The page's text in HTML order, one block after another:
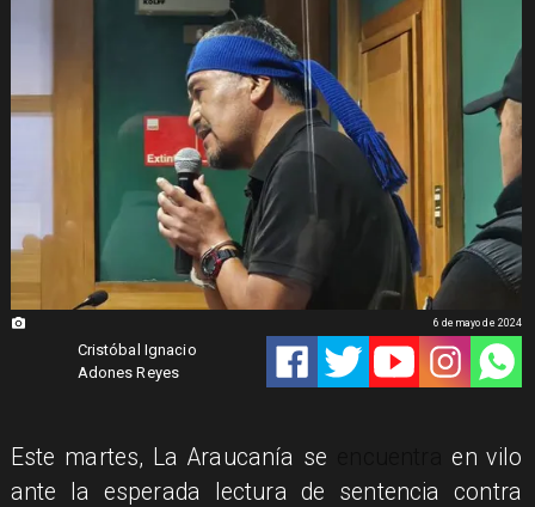
Cristóbal Ignacio
Adones Reyes
6 de mayo de 2024
Este martes, La Araucanía se
en vilo
ante la esperada lectura de sentencia contra